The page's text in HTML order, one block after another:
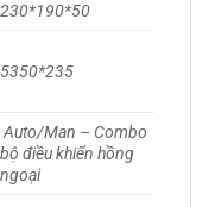
230*190*50
5350*235
Auto/Man – Combo
bộ điều khiển hồng
ngoại